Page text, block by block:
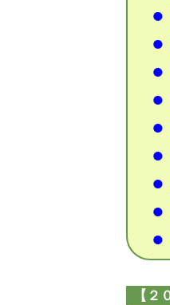
●
●
●
●
●
●
●
●
●
【２